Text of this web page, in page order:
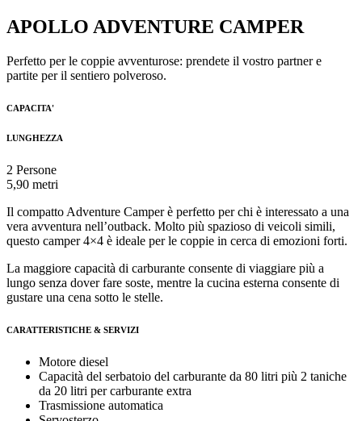
APOLLO ADVENTURE CAMPER
Perfetto per le coppie avventurose: prendete il vostro partner e
partite per il sentiero polveroso.
CAPACITA'
LUNGHEZZA
2 Persone
5,90 metri
Il compatto Adventure Camper è perfetto per chi è interessato a una
vera avventura nell’outback. Molto più spazioso di veicoli simili,
questo camper 4×4 è ideale per le coppie in cerca di emozioni forti.
La maggiore capacità di carburante consente di viaggiare più a
lungo senza dover fare soste, mentre la cucina esterna consente di
gustare una cena sotto le stelle.
CARATTERISTICHE & SERVIZI
Motore diesel
Capacità del serbatoio del carburante da 80 litri più 2 taniche
da 20 litri per carburante extra
Trasmissione automatica